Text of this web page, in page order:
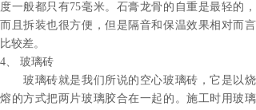
度一般都只有75毫米。石膏龙骨的自重是最轻的，
而且拆装也很方便，但是隔音和保温效果相对而言
比较差。
4、 玻璃砖
玻璃砖就是我们所说的空心玻璃砖，它是以烧
熔的方式把两片玻璃胶合在一起的。施工时用玻璃